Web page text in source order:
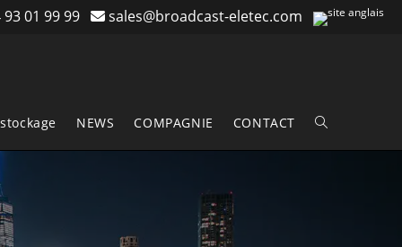
93 01 99 99 sales@broadcast-eletec.com
NEWS COMPAGNIE CONTACT Toggle